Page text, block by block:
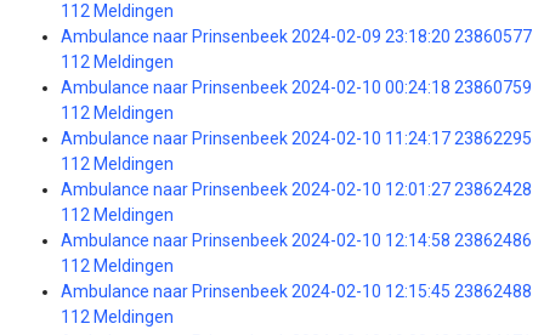
112 Meldingen
Ambulance naar Prinsenbeek 2024-02-09 23:18:20 23860577
112 Meldingen
Ambulance naar Prinsenbeek 2024-02-10 00:24:18 23860759
112 Meldingen
Ambulance naar Prinsenbeek 2024-02-10 11:24:17 23862295
112 Meldingen
Ambulance naar Prinsenbeek 2024-02-10 12:01:27 23862428
112 Meldingen
Ambulance naar Prinsenbeek 2024-02-10 12:14:58 23862486
112 Meldingen
Ambulance naar Prinsenbeek 2024-02-10 12:15:45 23862488
112 Meldingen